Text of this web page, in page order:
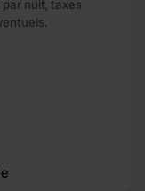
nuit, taxes